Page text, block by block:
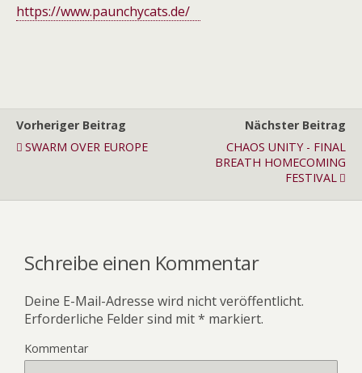
https://www.paunchycats.de/
Vorheriger Beitrag
SWARM OVER EUROPE
Nächster Beitrag
CHAOS UNITY - FINAL
BREATH HOMECOMING
FESTIVAL
Schreibe einen Kommentar
Deine E-Mail-Adresse wird nicht veröffentlicht.
Erforderliche Felder sind mit* markiert.
Kommentar